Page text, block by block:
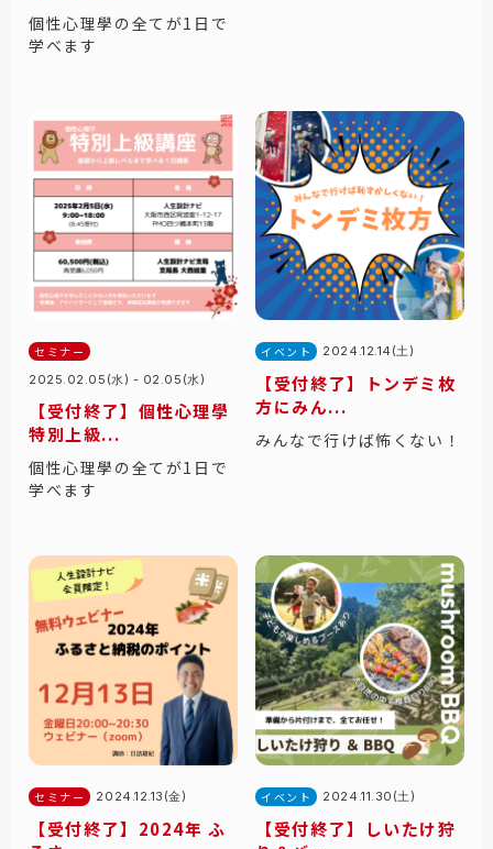
個性心理學の全てが1日で
学べます
セミナー
2025.02.05(水) - 02.05(水)
【受付終了】個性心理學
特別上級...
個性心理學の全てが1日で
学べます
イベント 2024.12.14(土)
【受付終了】トンデミ枚
方にみん...
みんなで行けば怖くない！
セミナー 2024.12.13(金)
【受付終了】2024年 ふ
イベント 2024.11.30(土)
【受付終了】しいたけ狩